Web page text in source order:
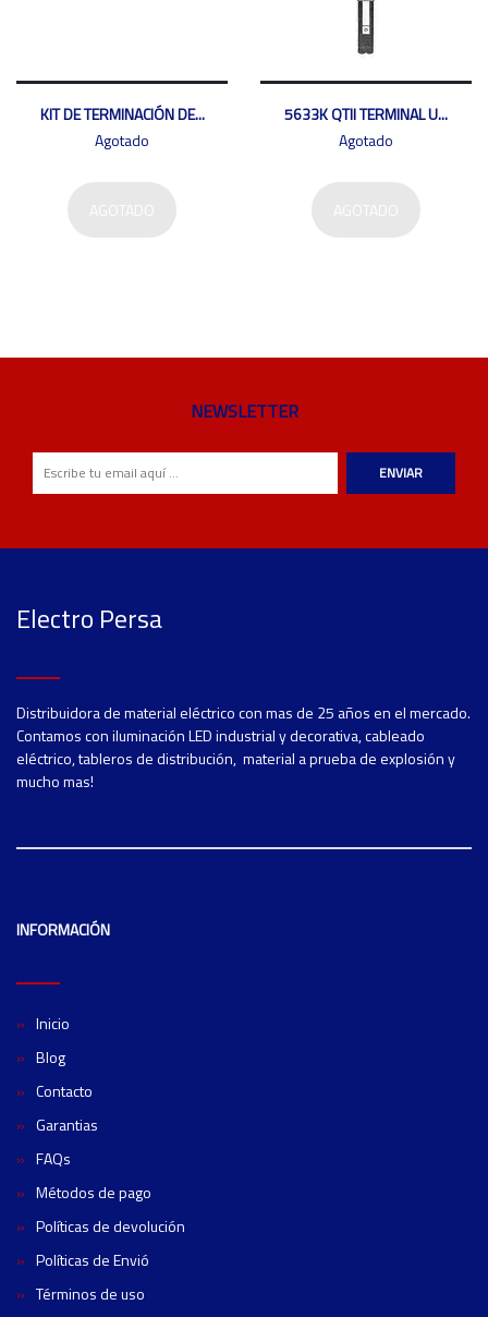
KIT DE TERMINACIÓN DE...
Agotado
5633K QTII TERMINAL U...
Agotado
NEWSLETTER
ENVIAR
Electro Persa
Distribuidora de material eléctrico con mas de 25 años en el mercado.
Contamos con iluminación LED industrial y decorativa, cableado
eléctrico, tableros de distribución, material a prueba de explosión y
mucho mas!
INFORMACIÓN
Inicio
Blog
Contacto
Garantias
FAQs
Métodos de pago
Políticas de devolución
Políticas de Envió
Términos de uso